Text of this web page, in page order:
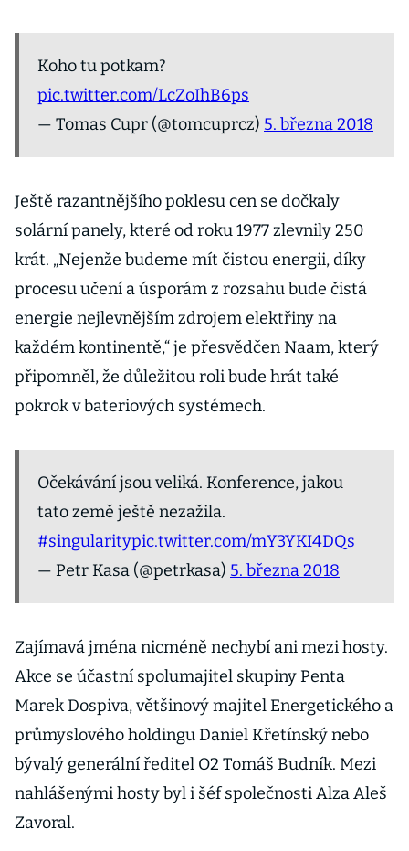
Koho tu potkam?
pic.twitter.com/LcZoIhB6ps
— Tomas Cupr (@tomcuprcz) 5. března 2018
Ještě razantnějšího poklesu cen se dočkaly
solární panely, které od roku 1977 zlevnily 250
krát. „Nejenže budeme mít čistou energii, díky
procesu učení a úsporám z rozsahu bude čistá
energie nejlevnějším zdrojem elektřiny na
každém kontinentě,“ je přesvědčen Naam, který
připomněl, že důležitou roli bude hrát také
pokrok v bateriových systémech.
Očekávání jsou veliká. Konference, jakou
tato země ještě nezažila.
#singularitypic.twitter.com/mY3YKI4DQs
— Petr Kasa (@petrkasa) 5. března 2018
Zajímavá jména nicméně nechybí ani mezi hosty.
Akce se účastní spolumajitel skupiny Penta
Marek Dospiva, většinový majitel Energetického a
průmyslového holdingu Daniel Křetínský nebo
bývalý generální ředitel O2 Tomáš Budník. Mezi
nahlášenými hosty byl i šéf společnosti Alza Aleš
Zavoral.